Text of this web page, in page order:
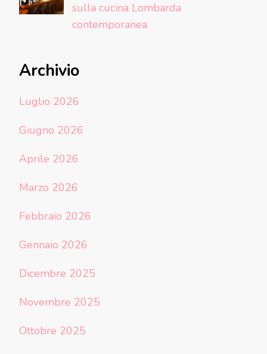
sulla cucina Lombarda
contemporanea
Archivio
Luglio 2026
Giugno 2026
Aprile 2026
Marzo 2026
Febbraio 2026
Gennaio 2026
Dicembre 2025
Novembre 2025
Ottobre 2025